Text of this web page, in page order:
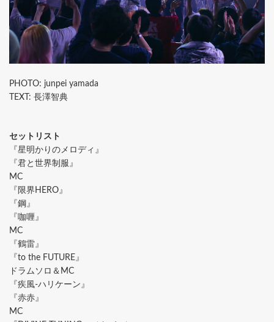
PHOTO: junpei yamada
TEXT: 長澤智典
セットリスト
『星明かりのメロディ』
『君と世界制服』
MC
『限界HERO』
『鋼』
『咖喱』
MC
『鶴雷』
『to the FUTURE』
ドラムソロ＆MC
『疾風-ハリケーン』
『赤赤』
MC